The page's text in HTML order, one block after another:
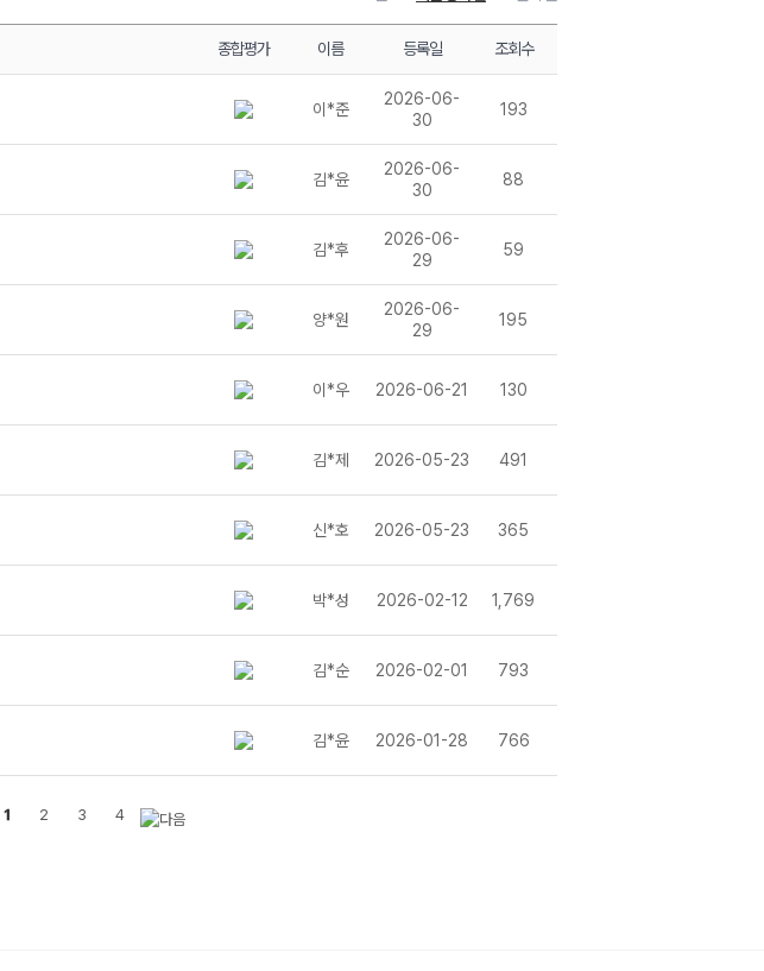
능력검정시험 개념편
종훈 기출 400제 문제풀이
능력검정시험 개념편
한능검 하프 모의고사
종합평가 이름 등록일 조회수
이*준
2026-06-
30
193
김*윤
2026-06-
30
88
김*후
2026-06-
29
59
양*원
2026-06-
29
195
이*우 2026-06-21 130
김*제 2026-05-23 491
신*호 2026-05-23 365
박*성 2026-02-12 1,769
김*순 2026-02-01 793
김*윤 2026-01-28 766
1 2 3 4